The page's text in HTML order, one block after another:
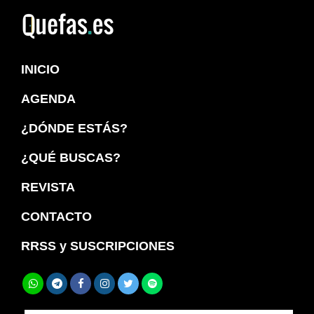
navegación
principal
principal
INICIO
AGENDA
¿DÓNDE ESTÁS?
¿QUÉ BUSCAS?
REVISTA
CONTACTO
RRSS y SUSCRIPCIONES